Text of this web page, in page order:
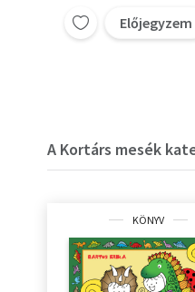
Előjegyzem
A Kortárs mesék
KÖNYV